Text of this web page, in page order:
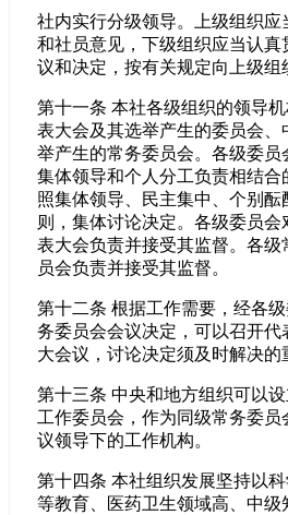
社内实行分级领导。上级组织应
和社员意见，下级组织应当认真
议和决定，按有关规定向上级组
第十一条 本社各级组织的领导
表大会及其选举产生的委员会、
举产生的常务委员会。各级委员
集体领导和个人分工负责相结合
照集体领导、民主集中、个别酝
则，集体讨论决定。各级委员
表大会负责并接受其监督。各级
员会负责并接受其监督。
第十二条 根据工作需要，经各
务委员会会议决定，可以召开代
大会议，讨论决定须及时解决的
第十三条 中央和地方组织可以设
工作委员会，作为同级常务委员
议领导下的工作机构。
第十四条 本社组织发展坚持以
等教育、医药卫生领域高、中级